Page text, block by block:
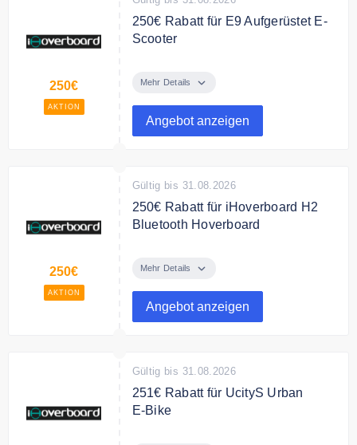
250€
AKTION
250€ Rabatt für E9 Aufgerüstet E-
Scooter
E9 Aufgerüstet E-Scooter Mit
Doppelfederung (ABE eKFV)
Mehr Details
Angebot anzeigen
250€
AKTION
Gültig bis 31.08.2026
250€ Rabatt für iHoverboard H2
Bluetooth Hoverboard
Bluetooth Hoverboard mit Sitz 6.5"
Bedingungen
Mehr Details
Angebot anzeigen
Gültig bis 31.08.2026
251€ Rabatt für UcityS Urban
E‑Bike